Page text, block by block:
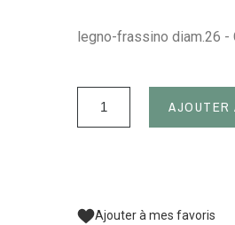
legno-frassino diam.26 -
AJOUTER
Ajouter à mes favoris